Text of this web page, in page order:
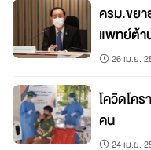
ครม.ขยา
แพทย์ต้า
26 เม.ย.
โควิดโค
คน
24 เม.ย.